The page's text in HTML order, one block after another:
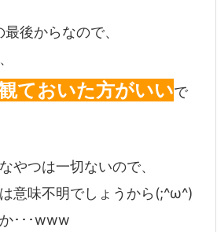
後からなので、
ておいた方がいいで
やつは一切ないので、
意味不明でしょうから(;^ω^)
･･･www